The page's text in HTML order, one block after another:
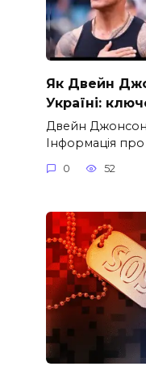
Як Двейн
Україні:
Двейн
Інформація
0 52